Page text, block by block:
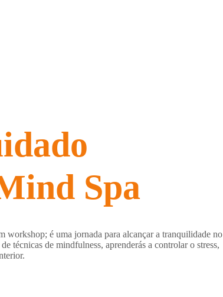
Spa
workshop; é uma jornada para alcançar a tranquilidade no
técnicas de mindfulness, aprenderás a controlar o stress,